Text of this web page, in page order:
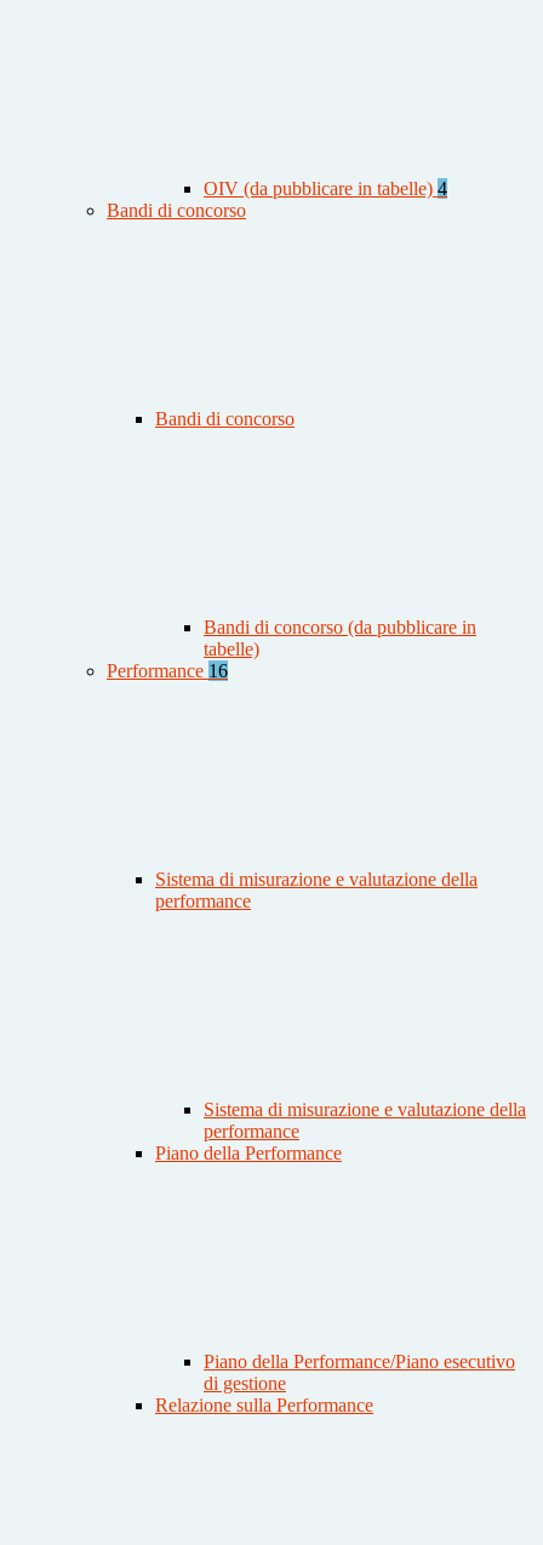
OIV (da pubblicare in tabelle) 4
Bandi di concorso
Bandi di concorso
Bandi di concorso (da pubblicare in
tabelle)
Performance 16
Sistema di misurazione e valutazione della
performance
Sistema di misurazione e valutazione della
performance
Piano della Performance
Piano della Performance/Piano esecutivo
di gestione
Relazione sulla Performance